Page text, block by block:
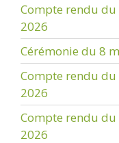
Compte rendu
2026
Cérémonie du 8
Compte rendu
2026
Compte rendu
2026